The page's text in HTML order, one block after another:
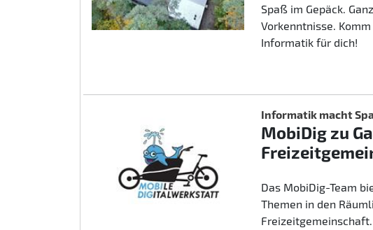
Spaß im Gepäck.
Vorkenntnisse.
Informatik für dich!
Informatik macht
MobiDig zu
Das MobiDig-Team
Themen in den